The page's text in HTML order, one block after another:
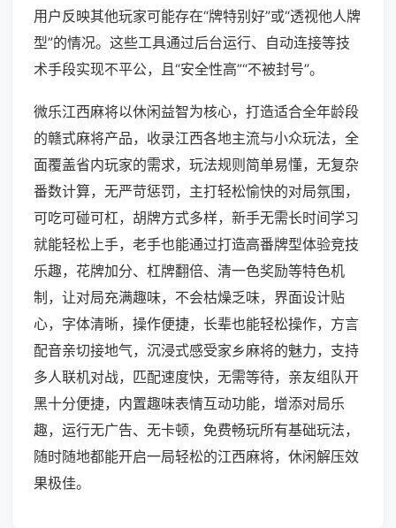
用户反映其他玩家可能存在“牌特别好”或“透视他人牌
型”的情况。这些工具通过后台运行、自动连接等技
术手段实现不平公，且“安全性高”“不被封号”。
微乐江西麻将以休闲益智为核心，打造适合全年龄段
的赣式麻将产品，收录江西各地主流与小众玩法，全
面覆盖省内玩家的需求，玩法规则简单易懂，无复杂
番数计算，无严苛惩罚，主打轻松愉快的对局氛围，
可吃可碰可杠，胡牌方式多样，新手无需长时间学习
就能轻松上手，老手也能通过打造高番牌型体验竞技
乐趣，花牌加分、杠牌翻倍、清一色奖励等特色机
制，让对局充满趣味，不会枯燥乏味，界面设计贴
心，字体清晰，操作便捷，长辈也能轻松操作，方言
配音亲切接地气，沉浸式感受家乡麻将的魅力，支持
多人联机对战，匹配速度快，无需等待，亲友组队开
黑十分便捷，内置趣味表情互动功能，增添对局乐
趣，运行无广告、无卡顿，免费畅玩所有基础玩法，
随时随地都能开启一局轻松的江西麻将，休闲解压效
果极佳。